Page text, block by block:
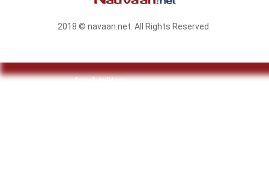
2018 © navaan.net. All Rights Reserved.
facebooktwitter